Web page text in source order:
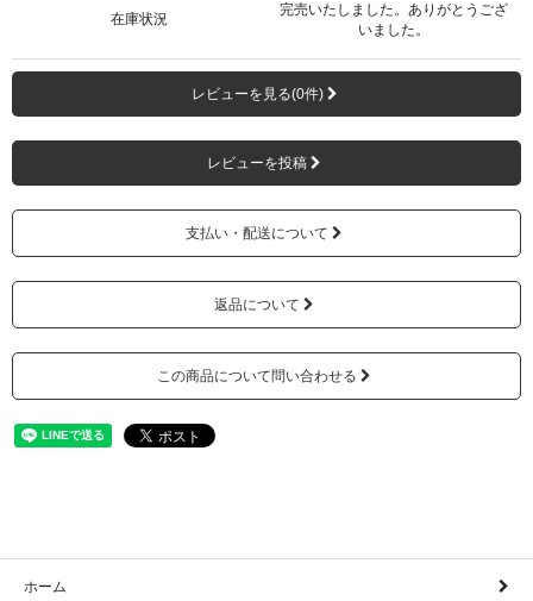
在庫状況
完売いたしました。ありがとうござ
いました。
レビューを見る(0件)
レビューを投稿
支払い・配送について
返品について
この商品について問い合わせる
ホーム